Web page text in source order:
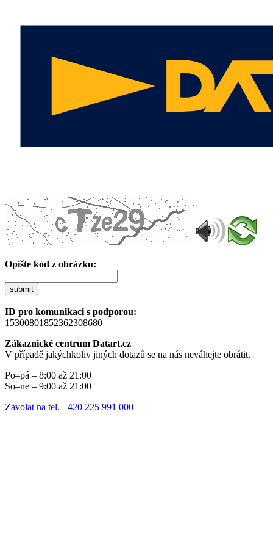
Opište kód z obrázku:
submit
ID pro komunikaci s podporou:
15300801852362308680
Zákaznické centrum Datart.cz
V případě jakýchkoliv jiných dotazů se na nás neváhejte obrátit.
Po–pá – 8:00 až 21:00
So–ne – 9:00 až 21:00
Zavolat na tel. +420 225 991 000